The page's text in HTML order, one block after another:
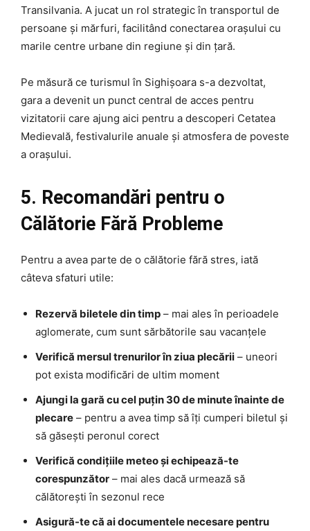
Transilvania. A jucat un rol strategic în transportul de
persoane și mărfuri, facilitând conectarea orașului cu
marile centre urbane din regiune și din țară.
Pe măsură ce turismul în Sighișoara s-a dezvoltat,
gara a devenit un punct central de acces pentru
vizitatorii care ajung aici pentru a descoperi Cetatea
Medievală, festivalurile anuale și atmosfera de poveste
a orașului.
5. Recomandări pentru o
Călătorie Fără Probleme
Pentru a avea parte de o călătorie fără stres, iată
câteva sfaturi utile:
Rezervă biletele din timp – mai ales în perioadele
aglomerate, cum sunt sărbătorile sau vacanțele
Verifică mersul trenurilor în ziua plecării – uneori
pot exista modificări de ultim moment
Ajungi la gară cu cel puțin 30 de minute înainte de
plecare – pentru a avea timp să îți cumperi biletul și
să găsești peronul corect
Verifică condițiile meteo și echipează-te
corespunzător – mai ales dacă urmează să
călătorești în sezonul rece
Asigură-te că ai documentele necesare pentru